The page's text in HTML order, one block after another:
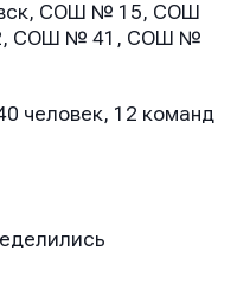
СОШ № 15, СОШ
СОШ № 41, СОШ №
человек, 12 команд